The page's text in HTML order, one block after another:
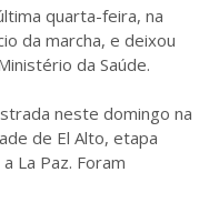
quarta-feira, na
da marcha, e deixou
da Saúde.
neste domingo na
de El Alto, etapa
La Paz. Foram